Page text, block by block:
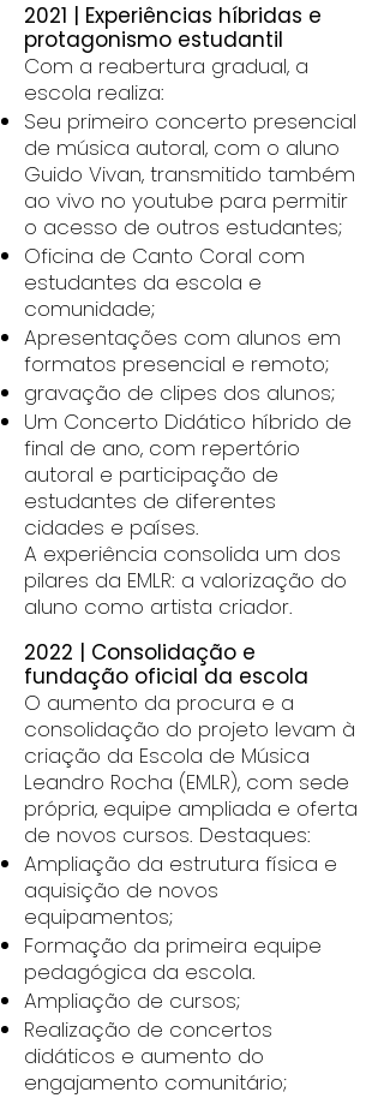
2021 | Experiências híbridas e
protagonismo estudantil
Com a reabertura gradual, a
escola realiza:
Seu primeiro concerto presencial
de música autoral, com o aluno
Guido Vivan, transmitido também
ao vivo no youtube para permitir
o acesso de outros estudantes;
Oficina de Canto Coral com
estudantes da escola e
comunidade;
Apresentações com alunos em
formatos presencial e remoto;
gravação de clipes dos alunos;
Um Concerto Didático híbrido de
final de ano, com repertório
autoral e participação de
estudantes de diferentes
cidades e países.
A experiência consolida um dos
pilares da EMLR: a valorização do
aluno como artista criador.
2022 | Consolidação e
fundação oficial da escola
O aumento da procura e a
consolidação do projeto levam à
criação da Escola de Música
Leandro Rocha (EMLR), com sede
própria, equipe ampliada e oferta
de novos cursos. Destaques:
Ampliação da estrutura física e
aquisição de novos
equipamentos;
Formação da primeira equipe
pedagógica da escola.
Ampliação de cursos;
Realização de concertos
didáticos e aumento do
engajamento comunitário;